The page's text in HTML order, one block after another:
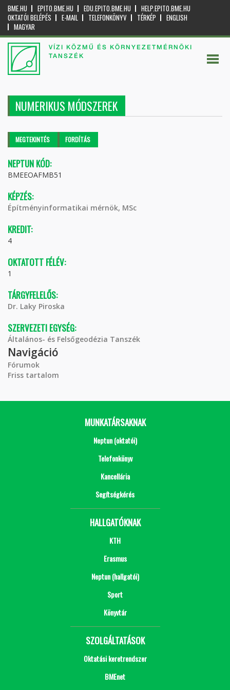
BME.HU EPITO.BME.HU EDU.EPITO.BME.HU
HELP.EPITO.BME.HU
OKTATÓI BELÉPÉS
E-MAIL TELEFONKÖNYV TÉRKÉP
ENGLISH
MAGYAR
VÍZI KÖZMŰ ÉS KÖRNYEZETMÉRNÖKI
TANSZÉK
NUMERIKUS MÓDSZEREK
Elsődleges fülek
MEGTEKINTÉS (AKTÍVFORDÍTÁS
NEPTUN KÓD:
BMEEOAFMB51
KÉPZÉS:
Építményinformatikai mérnök, MSc
KREDIT:
4
OKTATOTT FÉLÉV:
1
TÁRGYFELELŐS:
Dr. Laky Piroska
SZERVEZETI EGYSÉG:
Általános- és Felsőgeodézia Tanszék
Navigáció
Fórumok
Friss tartalom
MUNKATÁRSAKNAK
Neptun (oktatói)
Telefonkönyv
Kancellária
Segítségkérés
HALLGATÓKNAK
KTH
Erasmus
Neptun (hallgatói)
Sport
Könyvtár
SZOLGÁLTATÁSOK
Oktatási keretrendszer
BMEnet